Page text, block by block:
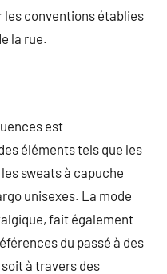
les conventions établies
la rue.
est
éléments tels que les
sweats à capuche
unisexes. La mode
fait également
du passé à des
à travers des